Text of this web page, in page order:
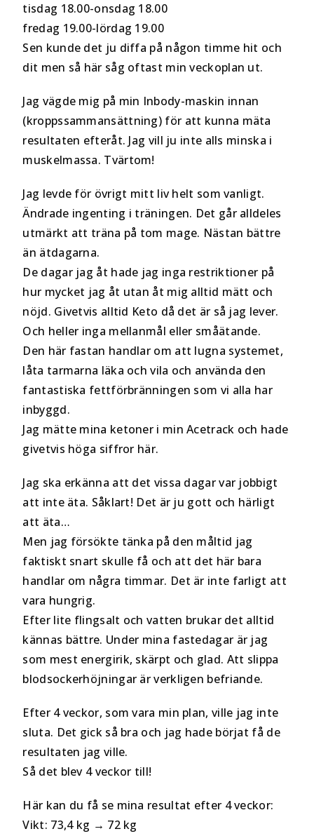
tisdag 18.00-onsdag 18.00
fredag 19.00-lördag 19.00
Sen kunde det ju diffa på någon timme hit och
dit men så här såg oftast min veckoplan ut.
Jag vägde mig på min Inbody-maskin innan
(kroppssammansättning) för att kunna mäta
resultaten efteråt. Jag vill ju inte alls minska i
muskelmassa. Tvärtom!
Jag levde för övrigt mitt liv helt som vanligt.
Ändrade ingenting i träningen. Det går alldeles
utmärkt att träna på tom mage. Nästan bättre
än ätdagarna.
De dagar jag åt hade jag inga restriktioner på
hur mycket jag åt utan åt mig alltid mätt och
nöjd. Givetvis alltid Keto då det är så jag lever.
Och heller inga mellanmål eller småätande.
Den här fastan handlar om att lugna systemet,
låta tarmarna läka och vila och använda den
fantastiska fettförbränningen som vi alla har
inbyggd.
Jag mätte mina ketoner i min Acetrack och hade
givetvis höga siffror här.
Jag ska erkänna att det vissa dagar var jobbigt
att inte äta. Såklart! Det är ju gott och härligt
att äta…
Men jag försökte tänka på den måltid jag
faktiskt snart skulle få och att det här bara
handlar om några timmar. Det är inte farligt att
vara hungrig.
Efter lite flingsalt och vatten brukar det alltid
kännas bättre. Under mina fastedagar är jag
som mest energirik, skärpt och glad. Att slippa
blodsockerhöjningar är verkligen befriande.
Efter 4 veckor, som vara min plan, ville jag inte
sluta. Det gick så bra och jag hade börjat få de
resultaten jag ville.
Så det blev 4 veckor till!
Här kan du få se mina resultat efter 4 veckor:
Vikt: 73,4 kg → 72 kg